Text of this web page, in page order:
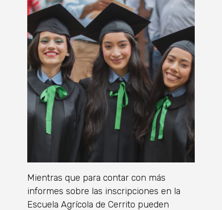
Mientras que para contar con más
informes sobre las inscripciones en la
Escuela Agrícola de Cerrito pueden